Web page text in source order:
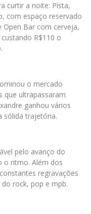
curtir a noite: Pista,
com espaço reservado
Open Bar com cerveja,
R$110 o
o mercado
que ultrapassaram
ganhou vários
sólida trajetória.
pelo avanço do
o ritmo. Além dos
regravações
rock, pop e mpb.